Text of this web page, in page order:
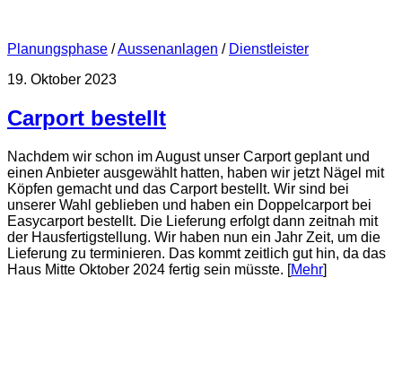
Planungsphase /Aussenanlagen / Dienstleister
19. Oktober 2023
Carport bestellt
Nachdem wir schon im August unser Carport geplant und
einen Anbieter ausgewählt hatten, haben wir jetzt Nägel mit
Köpfen gemacht und das Carport bestellt. Wir sind bei
unserer Wahl geblieben und haben ein Doppelcarport bei
Easycarport bestellt. Die Lieferung erfolgt dann zeitnah mit
der Hausfertigstellung. Wir haben nun ein Jahr Zeit, um die
Lieferung zu terminieren. Das kommt zeitlich gut hin, da das
Haus Mitte Oktober 2024 fertig sein müsste. [Mehr]